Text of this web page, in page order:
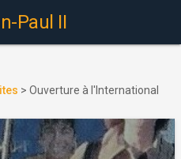
Paul II
> Ouverture à l'International